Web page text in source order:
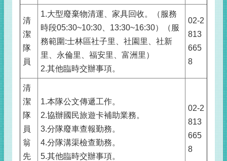
清
潔
隊
員
1.大型廢棄物清運、家具回收。（服務
時段05:30~10:30、13:30~16:30）（服
務範圍:士林區社子里、社園里、社新
里、永倫里、福安里、富洲里）
2.其他臨時交辦事項。
02-2
813
665
8
清
潔
隊
員
翁
先
1.本隊公文傳遞工作。
2.協辦國民旅遊卡補助業務。
3.分隊廢車查報勤務。
4.分隊溝渠檢查勤務。
5.其他臨時交辦事項。
02-2
813
665
8